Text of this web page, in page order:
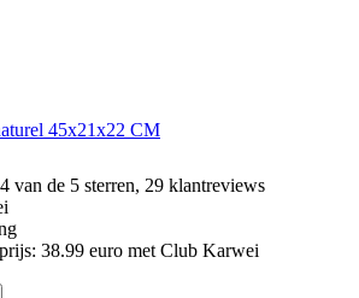
45x21x22 CM
van de 5 sterren, 29 klantreviews
38.99 euro met Club Karwei